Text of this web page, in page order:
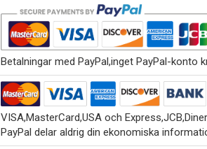
Betalningar med PayPal,inget PayPal-konto
VISA,MasterCard,USA och
PayPal delar aldrig din ekonomiska